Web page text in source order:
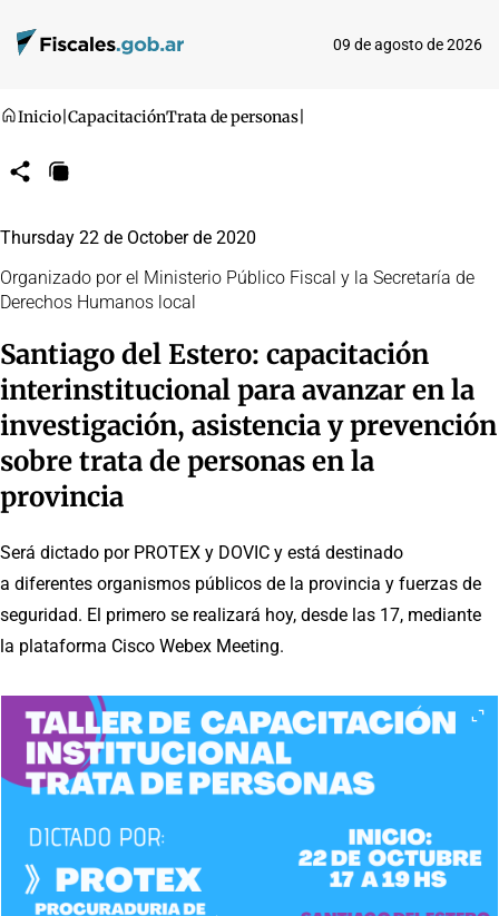
09 de agosto de 2026
Inicio CapacitaciónTrata de personas
CompartirCopiar
Thursday 22 de October de 2020
Organizado por el Ministerio Público Fiscal y la Secretaría de
Derechos Humanos local
Santiago del Estero: capacitación
interinstitucional para avanzar en la
investigación, asistencia y prevención
sobre trata de personas en la
provincia
Será dictado por PROTEX y DOVIC y está destinado
a diferentes organismos públicos de la provincia y fuerzas de
seguridad. El primero se realizará hoy, desde las 17, mediante
la plataforma Cisco Webex Meeting.